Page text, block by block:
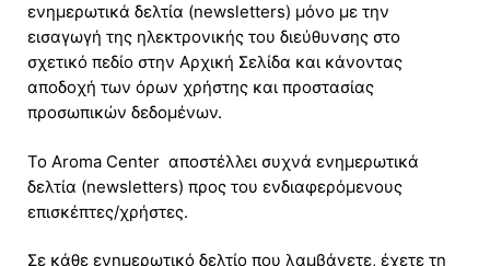
ενημερωτικά δελτία (newsletters) μόνο με την
εισαγωγή της ηλεκτρονικής του διεύθυνσης στο
σχετικό πεδίο στην Αρχική Σελίδα και κάνοντας
αποδοχή των όρων χρήστης και προστασίας
προσωπικών δεδομένων.
Το Aroma Center αποστέλλει συχνά ενημερωτικά
δελτία (newsletters) προς του ενδιαφερόμενους
επισκέπτες/χρήστες.
Σε κάθε ενημερωτικό δελτίο που λαμβάνετε, έχετε τη